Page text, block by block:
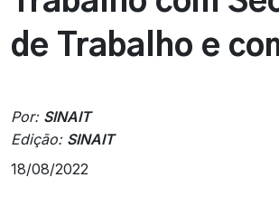
de Trabalho e
Por: SINAIT
Edição: SINAIT
18/08/2022